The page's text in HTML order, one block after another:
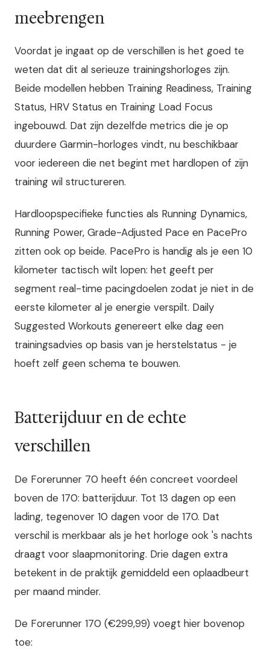
meebrengen
Voordat je ingaat op de verschillen is het goed te
weten dat dit al serieuze trainingshorloges zijn.
Beide modellen hebben Training Readiness, Training
Status, HRV Status en Training Load Focus
ingebouwd. Dat zijn dezelfde metrics die je op
duurdere Garmin-horloges vindt, nu beschikbaar
voor iedereen die net begint met hardlopen of zijn
training wil structureren.
Hardloopspecifieke functies als Running Dynamics,
Running Power, Grade-Adjusted Pace en PacePro
zitten ook op beide. PacePro is handig als je een 10
kilometer tactisch wilt lopen: het geeft per
segment real-time pacingdoelen zodat je niet in de
eerste kilometer al je energie verspilt. Daily
Suggested Workouts genereert elke dag een
trainingsadvies op basis van je herstelstatus - je
hoeft zelf geen schema te bouwen.
Batterijduur en de echte
verschillen
De Forerunner 70 heeft één concreet voordeel
boven de 170: batterijduur. Tot 13 dagen op een
lading, tegenover 10 dagen voor de 170. Dat
verschil is merkbaar als je het horloge ook 's nachts
draagt voor slaapmonitoring. Drie dagen extra
betekent in de praktijk gemiddeld een oplaadbeurt
per maand minder.
De Forerunner 170 (€299,99) voegt hier bovenop
toe: